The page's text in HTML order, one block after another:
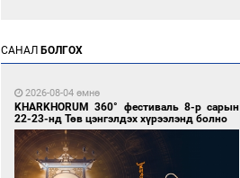
21 цагийн өмнө өмнө
САНАЛ БОЛГОХ
2026-08-04 өмнө
KHARKHORUM 360° фестиваль 8-р сарын
22-23-нд Төв цэнгэлдэх хүрээлэнд болно